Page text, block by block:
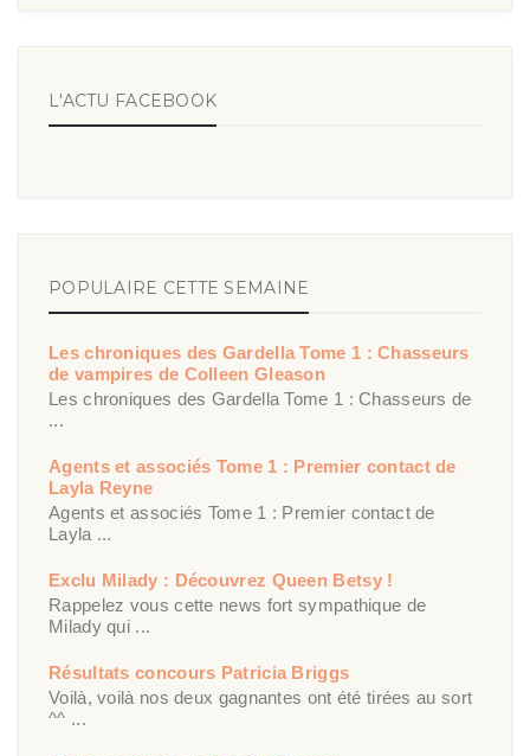
L'ACTU FACEBOOK
POPULAIRE CETTE SEMAINE
Les chroniques des Gardella Tome 1 : Chasseurs
de vampires de Colleen Gleason
Les chroniques des Gardella Tome 1 : Chasseurs de
...
Agents et associés Tome 1 : Premier contact de
Layla Reyne
Agents et associés Tome 1 : Premier contact de
Layla ...
Exclu Milady : Découvrez Queen Betsy !
Rappelez vous cette news fort sympathique de
Milady qui ...
Résultats concours Patricia Briggs
Voilà, voilà nos deux gagnantes ont été tirées au sort
^^ ...